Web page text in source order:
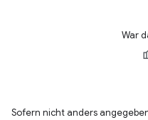
War
Sofern nicht anders